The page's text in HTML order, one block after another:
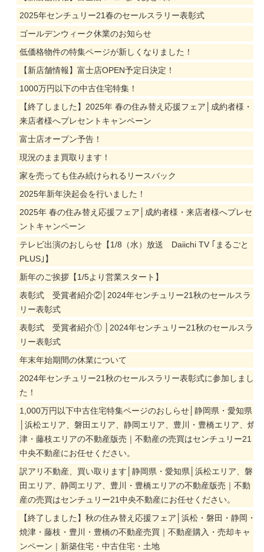
2025年センチュリー21春のセールスラリー表彰式
ゴールデンウィーク休業のお知らせ
低価格物件の特集ページが新しくなりました！
【新店舗情報】富士店OPEN予定日決定！
1000万円以下の中古住宅特集！
【終了しました】2025年 春の住み替え応援フェア│成約者様・
来店者様へプレセントキャンペーン
富士店オープン予告！
現況のまま買取ります！
家を売っても住み続けられるリースバック
2025年新年決起会を行いました！
2025年 春の住み替え応援フェア│成約者様・来店者様へプレセ
ントキャンペーン
テレビ出演のおしらせ【1/8（水）放送 Daiichi TV ｢まるごと
PLUS｣】
新年のご挨拶【1/5より営業スタート】
表彰式 受賞者紹介②│2024年センチュリー21秋のセールスラ
リー表彰式
表彰式 受賞者紹介① │2024年センチュリー21秋のセールスラ
リー表彰式
年末年始期間の休業について
2024年センチュリー21秋のセールスラリー表彰式に参加しまし
た！
1,000万円以下中古住宅特集ページのおしらせ│静岡県・愛知県
│浜松エリア、磐田エリア、静岡エリア、豊川・豊橋エリア、焼
津・藤枝エリアの不動産版売｜不動産の売買はセンチュリー21
中央不動産にお任せください。
訳アリ不動産、買い取ります│静岡県・愛知県│浜松エリア、磐
田エリア、静岡エリア、豊川・豊橋エリアの不動産版売｜不動
産の売買はセンチュリー21中央不動産にお任せください。
【終了しました】秋の住み替え応援フェア│浜松・磐田・静岡・
焼津・藤枝・豊川・豊橋の不動産売買｜不動産購入・売却キャ
ンペーン｜新築住宅・中古住宅・土地